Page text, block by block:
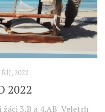
2022
2022
3.B a 4.AB Veletrh